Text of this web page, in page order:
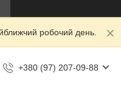
робочий день.
+380 (97) 207-09-88